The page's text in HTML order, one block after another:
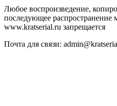
Любое воспроизведение,
последующее распространение
www.kratserial.ru запрещается
Почта для связи: